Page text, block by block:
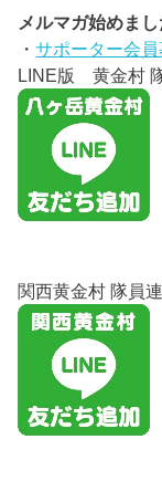
メルマガ始めま
・サポーター会員
LINE版 黄金村
関西黄金村 隊員